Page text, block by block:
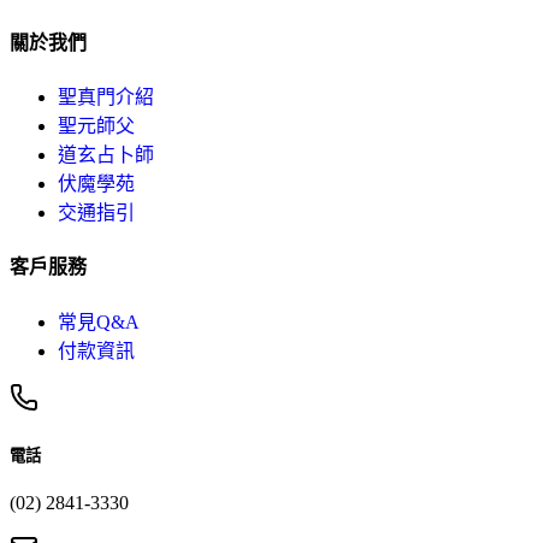
關於我們
聖真門介紹
聖元師父
道玄占卜師
伏魔學苑
交通指引
客戶服務
常見Q&A
付款資訊
電話
(02) 2841-3330